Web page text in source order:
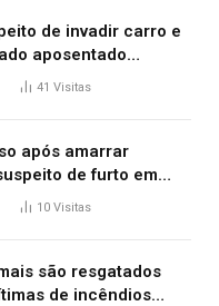
de invadir carro e
aposentado
no trânsito
41 Visitas
após amarrar
de furto em
e agredi-lo
10 Visitas
são resgatados
de incêndios